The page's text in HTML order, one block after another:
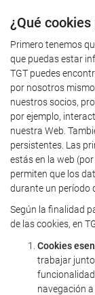
¿Qué
Primero tenemos
que puedas estar
TGT puedes
por nosotros
nuestros socios,
por ejemplo,
nuestra Web.
persistentes. Las
estás en la web
permiten que los
durante un período
Según la finalidad
de las cookies, en
Cookies
trabajar
navegación